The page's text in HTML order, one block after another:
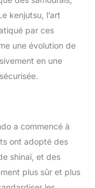
kenjutsu, l’art
par ces
une évolution de
en une
a commencé à
ont adopté des
shinaï, et des
plus sûr et plus